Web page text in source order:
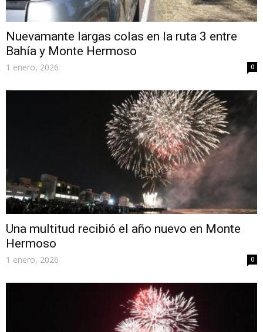
Nuevamante largas colas en la ruta 3 entre
Bahía y Monte Hermoso
1 enero, 2026 0
Una multitud recibió el año nuevo en Monte
Hermoso
1 enero, 2026 0